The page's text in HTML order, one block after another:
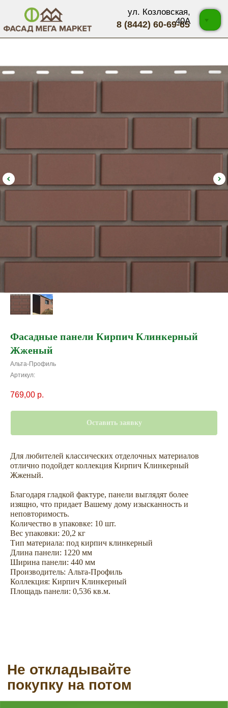
8 (8442) 60-69-65
ул. Козловская,
40А
Фасадные панели Кирпич Клинкерный
Жженый
Альта-Профиль
Артикул:
769,00 р.
Оставить заявку
Для любителей классических отделочных материалов
отлично подойдет коллекция Кирпич Клинкерный
Жженый.
Благодаря гладкой фактуре, панели выглядят более
изящно, что придает Вашему дому изысканность и
неповторимость.
Количество в упаковке: 10 шт.
Вес упаковки: 20,2 кг
Тип материала: под кирпич клинкерный
Длина панели: 1220 мм
Ширина панели: 440 мм
Производитель: Альта-Профиль
Коллекция: Кирпич Клинкерный
Площадь панели: 0,536 кв.м.
Не откладывайте
покупку на потом